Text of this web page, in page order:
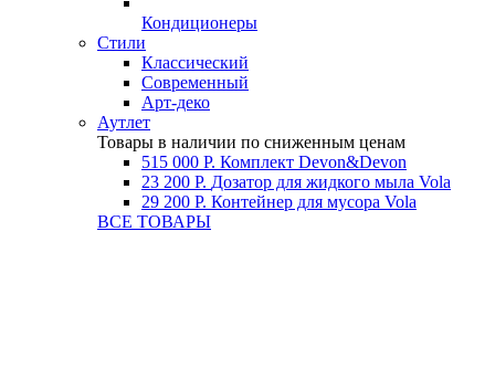
Кондиционеры
Стили
Классический
Современный
Арт-деко
Аутлет
Товары в наличии по сниженным ценам
515 000 Р. Комплект Devon&Devon
23 200 Р. Дозатор для жидкого мыла Vola
29 200 Р. Контейнер для мусора Vola
ВСЕ ТОВАРЫ